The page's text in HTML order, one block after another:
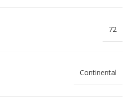
72
Continental